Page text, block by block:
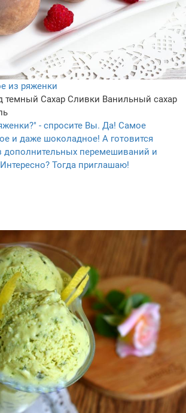
из ряженки
темный Сахар Сливки Ванильный сахар
- спросите Вы. Да! Самое
и даже шоколадное! А готовится
дополнительных перемешиваний и
Тогда приглашаю!